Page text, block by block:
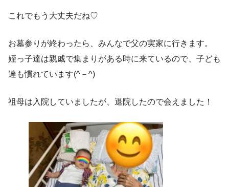
これでもう大丈夫だね♡
お墓参りが終わったら、みんなで父の実家に行きます。
姪っ子達は親戚で集まりがある時に来ているので、子ども
達も慣れています(^－^)
祖母は入院していましたが、退院したので会えました！